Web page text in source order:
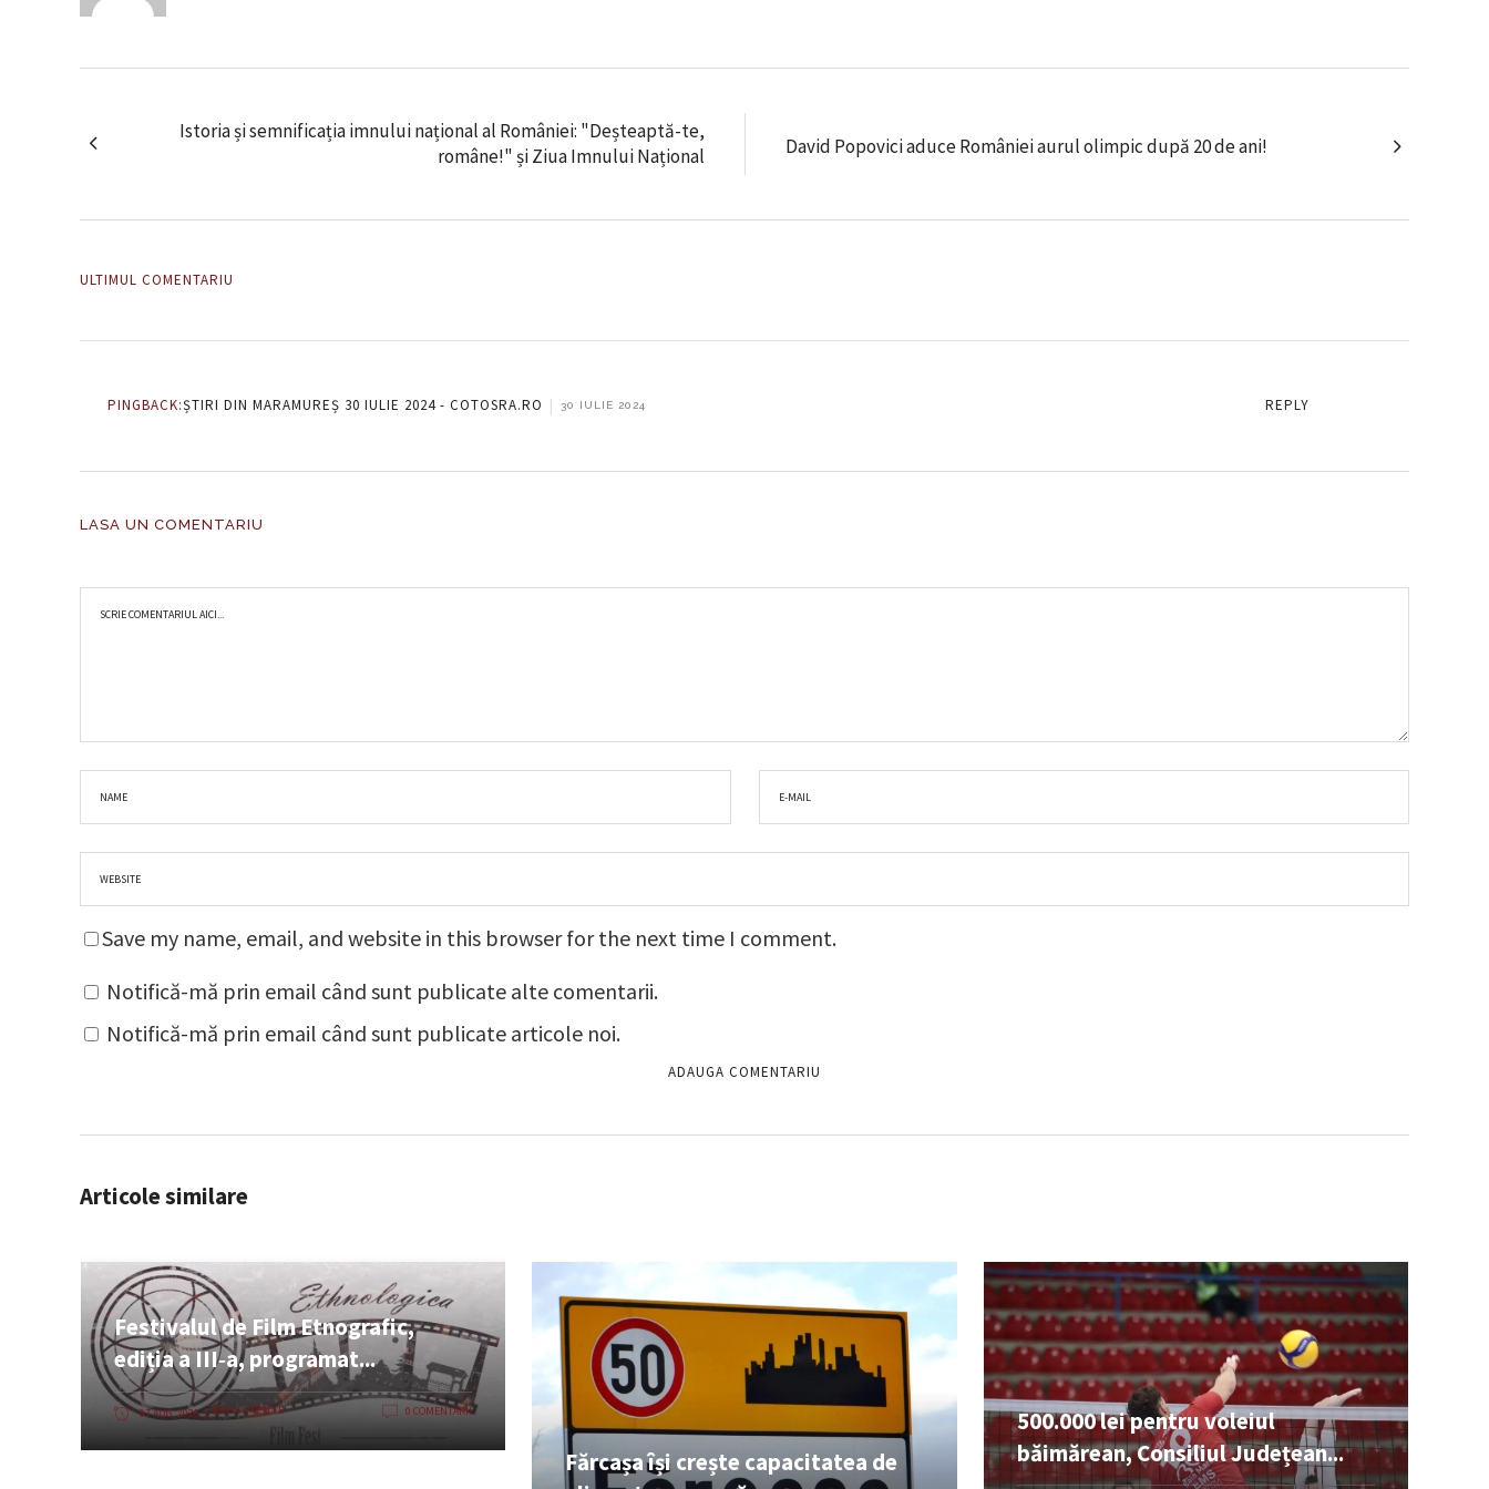
Istoria și semnificația imnului național al României: "Deșteaptă-te,
române!" și Ziua Imnului Național
David Popovici aduce României aurul olimpic după 20 de ani!
ULTIMUL COMENTARIU
PINGBACK:ȘTIRI DIN MARAMUREȘ 30 IULIE 2024 - COTOSRA.RO | 30 IULIE 2024 REPLY
LASA UN COMENTARIU
Save my name, email, and website in this browser for the next time I comment.
Notifică-mă prin email când sunt publicate alte comentarii.
Notifică-mă prin email când sunt publicate articole noi.
Articole similare
Festivalul de Film Etnografic,
ediția a III‑a, programat...
07 AUG. 2026 EVENIMENTE 0 COMENTARII
Fărcașa își crește capacitatea de
500.000 lei pentru voleiul
băimărean, Consiliul Județean...